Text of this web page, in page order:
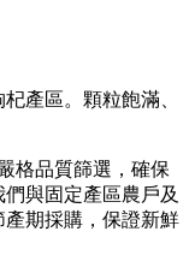
產區。顆粒飽滿、
格品質篩選，確保
與固定產區農戶及
期採購，保證新鮮